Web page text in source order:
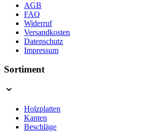
AGB
FAQ
Widerruf
Versandkosten
Datenschutz
Impressum
Sortiment
Holzplatten
Kanten
Beschläge